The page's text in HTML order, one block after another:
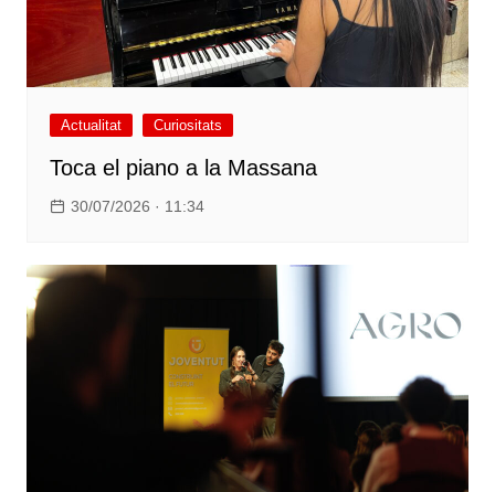
Actualitat Curiositats
Toca el piano a la Massana
30/07/2026 · 11:34